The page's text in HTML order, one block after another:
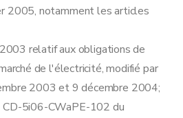
de collecte des données
et de sensibilisation à l'utilisation rationnelle de l'énergie et aux énergies renouvelables
2005, notamment les articles
relatif aux obligations de
de l'électricité, modifié par
2003 et 9 décembre 2004;
CD-5i06-CWaPE-102 du